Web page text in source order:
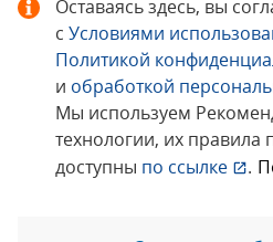
Оставаясь здесь, вы
с Условиями
Политикой
и обработкой
Мы используем
технологии, их правила
доступны по ссылке .
© 1998−2026
Сообщить